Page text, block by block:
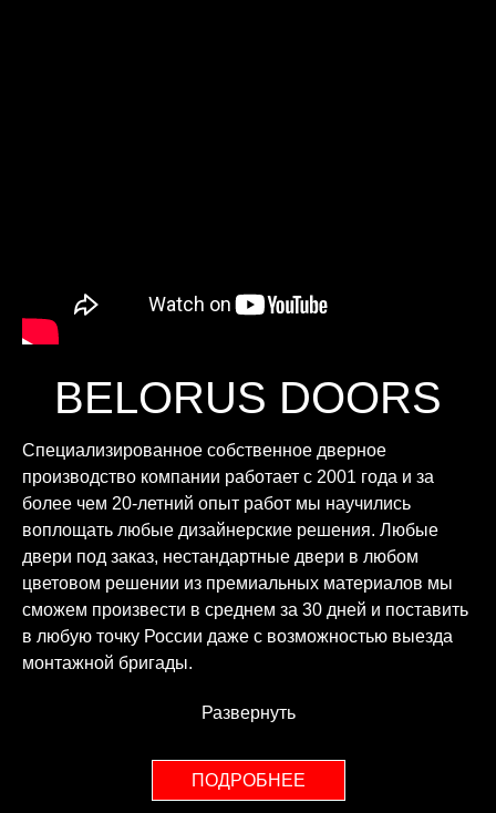
BELORUS DOORS
Специализированное собственное дверное
производство компании работает с 2001 года и за
более чем 20-летний опыт работ мы научились
воплощать любые дизайнерские решения. Любые
двери под заказ, нестандартные двери в любом
цветовом решении из премиальных материалов мы
сможем произвести в среднем за 30 дней и поставить
в любую точку России даже с возможностью выезда
монтажной бригады.
Развернуть
ПОДРОБНЕЕ